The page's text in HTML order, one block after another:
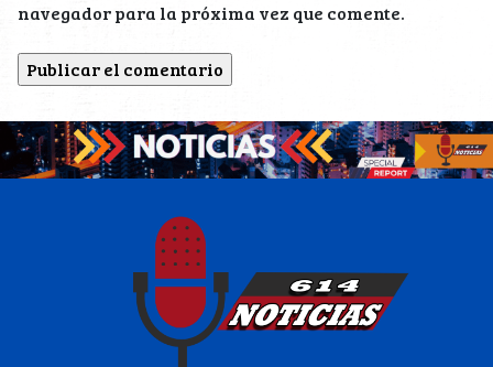
navegador para la próxima vez que comente.